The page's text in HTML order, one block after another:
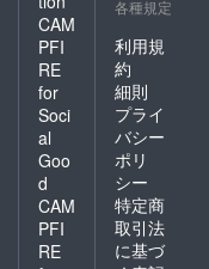
CAM
PFI
RE
for
Soci
al
Goo
d
CAM
PFI
RE
各種規定
利用規
約
細則
プライ
バシー
ポリ
シー
特定商
取引法
に基づ